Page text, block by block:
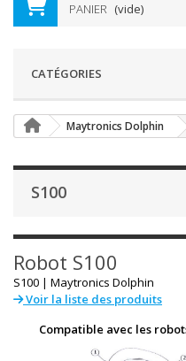
PANIER (vide)
CATÉGORIES
Maytronics Dolphin
S100
Robot S100
S100 | Maytronics Dolphin
Voir la liste des produits
Compatible avec les